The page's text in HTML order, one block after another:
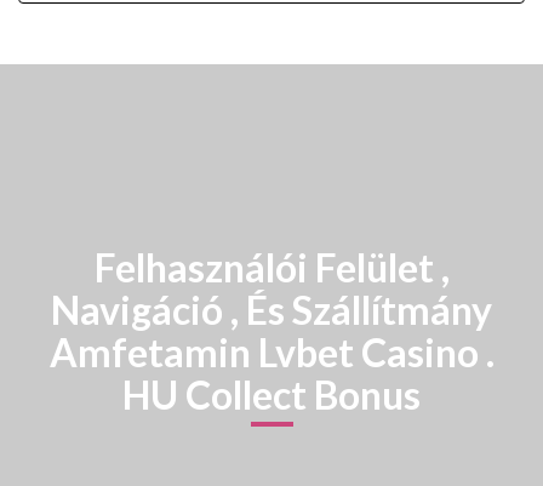
Felhasználói Felület ,
Navigáció , És Szállítmány
Amfetamin Lvbet Casino .
HU Collect Bonus